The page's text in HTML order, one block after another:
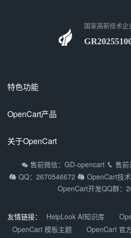
国家高新技术企
特色功能
100%开源
多商家入驻
拼团/砍价/秒杀
支持9种主流语种
OpenCart产品
OpenCart多商家系统
OpenCart移动APP
OpenCart微信小程序
关于OpenCart
OpenCart教程
常见问题
关于我们
加入我们
 售前微信：GD-opencart  售
 QQ：2670546672  OpenCart技
OpenCart开发QQ群：
友情链接： HelpLook AI知识库
OpenCart 模板主题
OpenCart 官